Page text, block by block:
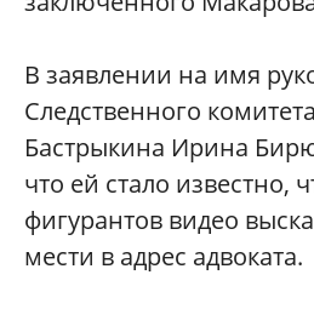
В заявлении на имя
Следственного
Бастрыкина Ирина
что ей стало известно,
фигурантов видео
мести в адрес адвоката.